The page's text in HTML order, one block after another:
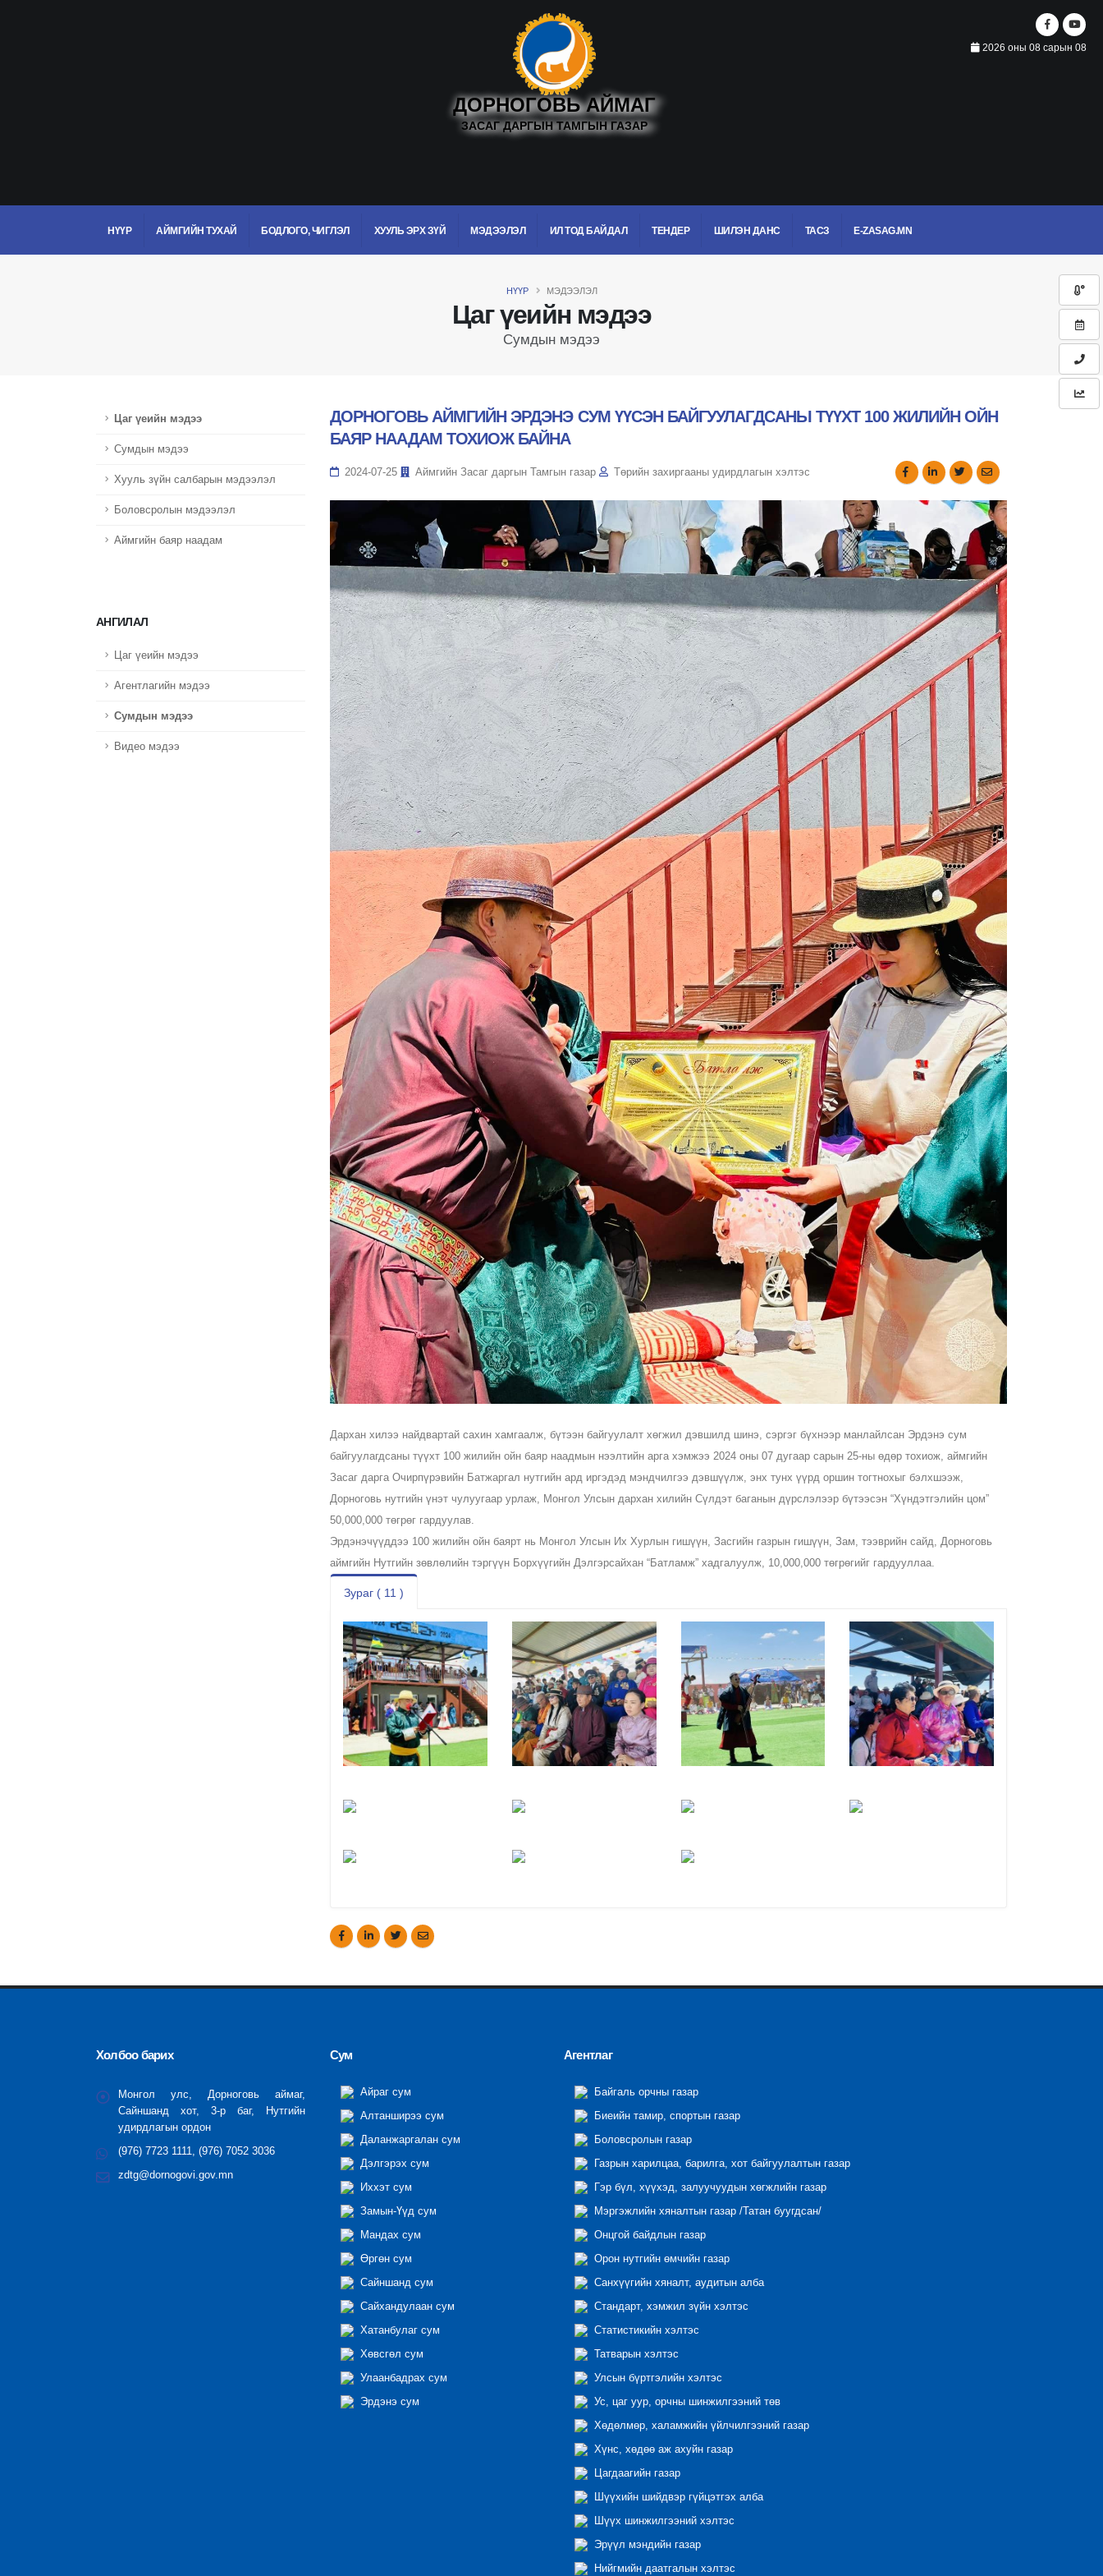
2026 оны 08 сарын 08
ДОРНОГОВЬ АЙМАГ
ЗАСАГ ДАРГЫН ТАМГЫН ГАЗАР
НҮҮР АЙМГИЙН ТУХАЙ БОДЛОГО, ЧИГЛЭЛ ХУУЛЬ ЭРХ ЗҮЙ МЭДЭЭЛЭЛ ИЛ ТОД БАЙДАЛ ТЕНДЕР ШИЛЭН ДАНС ТАСЗ E-ZASAG.MN
Цаг үеийн мэдээ
Сумдын мэдээ
НҮҮР МЭДЭЭЛЭЛ
Цаг үеийн мэдээ
Сумдын мэдээ
Хууль зүйн салбарын мэдээлэл
Боловсролын мэдээлэл
Аймгийн баяр наадам
АНГИЛАЛ
Цаг үеийн мэдээ
Агентлагийн мэдээ
Сумдын мэдээ
Видео мэдээ
ДОРНОГОВЬ АЙМГИЙН ЭРДЭНЭ СУМ ҮҮСЭН БАЙГУУЛАГДСАНЫ ТҮҮХТ 100 ЖИЛИЙН ОЙН
БАЯР НААДАМ ТОХИОЖ БАЙНА
2024-07-25 Аймгийн Засаг даргын Тамгын газар Төрийн захиргааны удирдлагын хэлтэс
Дархан хилээ найдвартай сахин хамгаалж, бүтээн байгуулалт хөгжил дэвшилд шинэ, сэргэг бүхнээр манлайлсан Эрдэнэ сум
байгуулагдсаны түүхт 100 жилийн ойн баяр наадмын нээлтийн арга хэмжээ 2024 оны 07 дугаар сарын 25-ны өдөр тохиож, аймгийн
Засаг дарга Очирпүрэвийн Батжаргал нутгийн ард иргэдэд мэндчилгээ дэвшүүлж, энх тунх үүрд оршин тогтнохыг бэлхшээж,
Дорноговь нутгийн үнэт чулуугаар урлаж, Монгол Улсын дархан хилийн Сүлдэт баганын дүрслэлээр бүтээсэн “Хүндэтгэлийн цом”
50,000,000 төгрөг гардуулав.
Эрдэнэчүүддээ 100 жилийн ойн баярт нь Монгол Улсын Их Хурлын гишүүн, Засгийн газрын гишүүн, Зам, тээврийн сайд, Дорноговь
аймгийн Нутгийн зөвлөлийн тэргүүн Борхүүгийн Дэлгэрсайхан “Батламж” хадгалуулж, 10,000,000 төгрөгийг гардууллаа.
Зураг ( 11 )
Холбоо барих
Монгол улс, Дорноговь аймаг,
Сайншанд хот, 3-р баг, Нутгийн
удирдлагын ордон
(976) 7723 1111, (976) 7052 3036
zdtg@dornogovi.gov.mn
Сум
Айраг сум
Алтанширээ сум
Даланжаргалан сум
Дэлгэрэх сум
Иххэт сум
Замын-Үүд сум
Мандах сум
Өргөн сум
Сайншанд сум
Сайхандулаан сум
Хатанбулаг сум
Хөвсгөл сум
Улаанбадрах сум
Эрдэнэ сум
Агентлаг
Байгаль орчны газар
Биеийн тамир, спортын газар
Боловсролын газар
Газрын харилцаа, барилга, хот байгуулалтын газар
Гэр бүл, хүүхэд, залуучуудын хөгжлийн газар
Мэргэжлийн хяналтын газар /Татан буугдсан/
Онцгой байдлын газар
Орон нутгийн өмчийн газар
Санхүүгийн хяналт, аудитын алба
Стандарт, хэмжил зүйн хэлтэс
Статистикийн хэлтэс
Татварын хэлтэс
Улсын бүртгэлийн хэлтэс
Ус, цаг уур, орчны шинжилгээний төв
Хөдөлмөр, халамжийн үйлчилгээний газар
Хүнс, хөдөө аж ахуйн газар
Цагдаагийн газар
Шүүхийн шийдвэр гүйцэтгэх алба
Шүүх шинжилгээний хэлтэс
Эрүүл мэндийн газар
Нийгмийн даатгалын хэлтэс